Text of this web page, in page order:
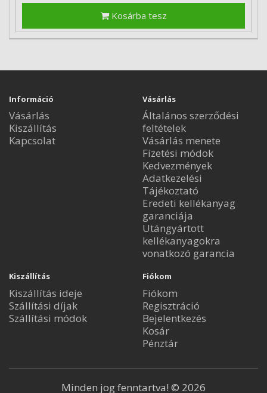
Kosárba tesz
Információ
Vásárlás
Kiszállítás
Kapcsolat
Vásárlás
Általános szerződési
feltételek
Vásárlás menete
Fizetési módok
Kedvezmények
Adatkezelési
Tájékoztató
Eredeti kellékanyag
garanciája
Utángyártott
kellékanyagokra
vonatkozó garancia
Kiszállítás
Kiszállítás ideje
Szállítási díjak
Szállítási módok
Fiókom
Fiókom
Regisztráció
Bejelentkezés
Kosár
Pénztár
Minden jog fenntartva! © 2026